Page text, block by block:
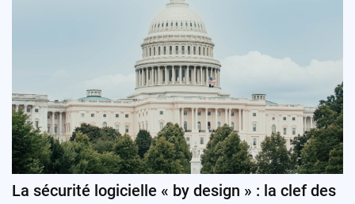
La sécurité logicielle « by design » : la clef des